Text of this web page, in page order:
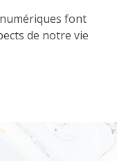
font
de notre vie